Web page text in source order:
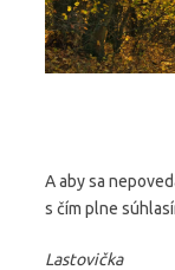
A aby sa
s čím plne
Lastovička